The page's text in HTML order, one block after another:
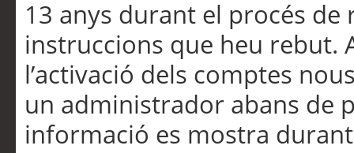
13 anys durant el procés de
instruccions que heu rebut.
l’activació dels comptes
un administrador abans de
informació es mostra